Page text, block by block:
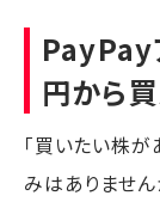
PayPay
円から買
「買いたい株
みはありません